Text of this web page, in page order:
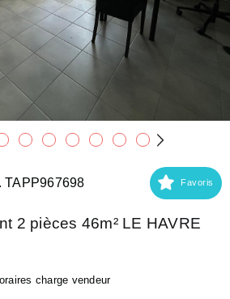
TAPP967698 Favoris
2 pièces 46m² LE HAVRE
charge vendeur